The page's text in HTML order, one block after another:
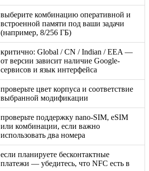
выберите комбинацию оперативной и
встроенной памяти под ваши задачи
(например, 8/256 ГБ)
критично: Global / CN / Indian / EEA —
от версии зависит наличие Google-
сервисов и язык интерфейса
проверьте цвет корпуса и соответствие
выбранной модификации
проверьте поддержку nano-SIM, eSIM
или комбинации, если важно
использовать два номера
если планируете бесконтактные
платежи — убедитесь, что NFC есть в